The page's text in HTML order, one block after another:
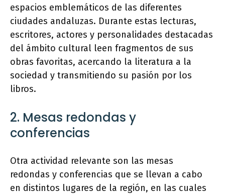
espacios emblemáticos de las diferentes
ciudades andaluzas. Durante estas lecturas,
escritores, actores y personalidades destacadas
del ámbito cultural leen fragmentos de sus
obras favoritas, acercando la literatura a la
sociedad y transmitiendo su pasión por los
libros.
2. Mesas redondas y
conferencias
Otra actividad relevante son las mesas
redondas y conferencias que se llevan a cabo
en distintos lugares de la región, en las cuales